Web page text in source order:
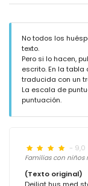
No todos los
texto.
Pero si lo hacen,
escrito. En la
traducida con un
La escala de
puntuación.
- 9,0
Familias con
(Texto original)